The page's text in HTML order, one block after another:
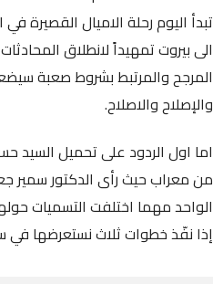
RSS FEED
SHARE
LINK
EMBED
تبدأ اليوم رحلة الاميال
الى بيروت تمهيداً لانطلاق
المرجح والمرتبط بشروط صعبة
والإصلاح والاصلاح.
اما اول الردود على تحميل السيد
من معراب حيث رأى الدكتور سمير
الواحد مهما اختلفت التسميات
إذا نفّذ خطوات ثلاث نستعرضها في